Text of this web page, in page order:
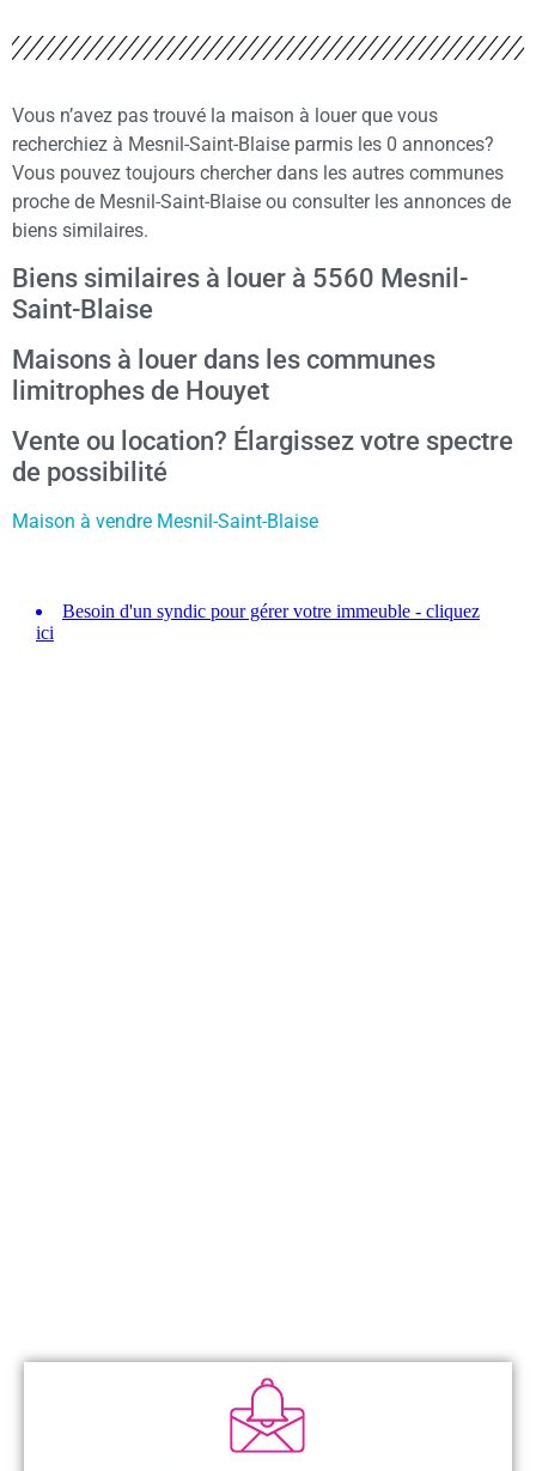
Vous n’avez pas trouvé la maison à louer que vous
recherchiez à Mesnil-Saint-Blaise parmis les 0 annonces?
Vous pouvez toujours chercher dans les autres communes
proche de Mesnil-Saint-Blaise ou consulter les annonces de
biens similaires.
Biens similaires à louer à 5560 Mesnil-
Saint-Blaise
Maisons à louer dans les communes
limitrophes de Houyet
Vente ou location? Élargissez votre spectre
de possibilité
Maison à vendre Mesnil-Saint-Blaise